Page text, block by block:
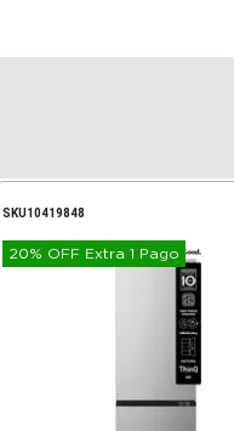
SKU10419848
20% OFF Extra 1 Pago